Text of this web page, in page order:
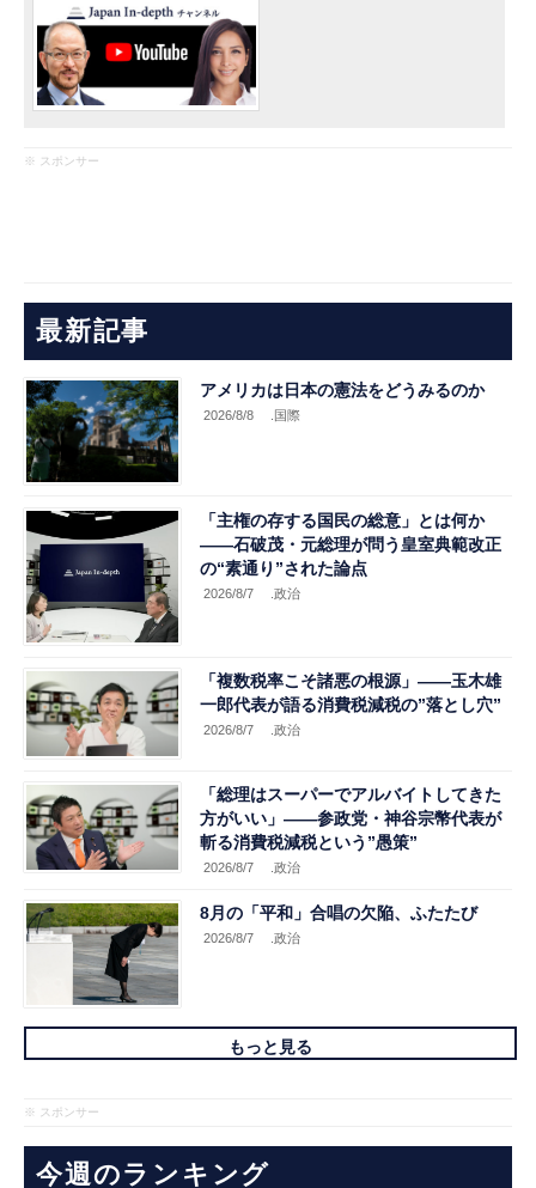
※ スポンサー
最新記事
アメリカは日本の憲法をどうみるのか
2026/8/8 .国際
「主権の存する国民の総意」とは何か
――石破茂・元総理が問う皇室典範改正
の“素通り”された論点
2026/8/7 .政治
「複数税率こそ諸悪の根源」――玉木雄
一郎代表が語る消費税減税の”落とし穴”
2026/8/7 .政治
「総理はスーパーでアルバイトしてきた
方がいい」――参政党・神谷宗幣代表が
斬る消費税減税という”愚策”
2026/8/7 .政治
8月の「平和」合唱の欠陥、ふたたび
2026/8/7 .政治
もっと見る
※ スポンサー
今週のランキング